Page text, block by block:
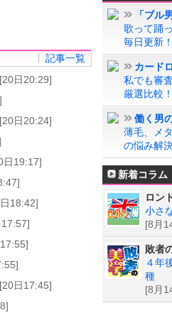
記事一覧
[20日20:29]
[20日20:24]
日19:17]
18:42]
[20日17:45]
「ブル
歌って踊
毎日更新
カード
私でも審
厳選比較
働く男
薄毛、メ
の悩み解
新着コラム
ロン
小さ
[8月
敗者
４年
種
[8月